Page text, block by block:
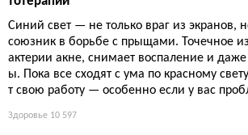
Синий свет — не только враг из экранов,
союзник в борьбе с прыщами. Точечное
актерии акне, снимает воспаление и
ы. Пока все сходят с ума по красному
т свою работу — особенно если у вас
Здоровье 10 597